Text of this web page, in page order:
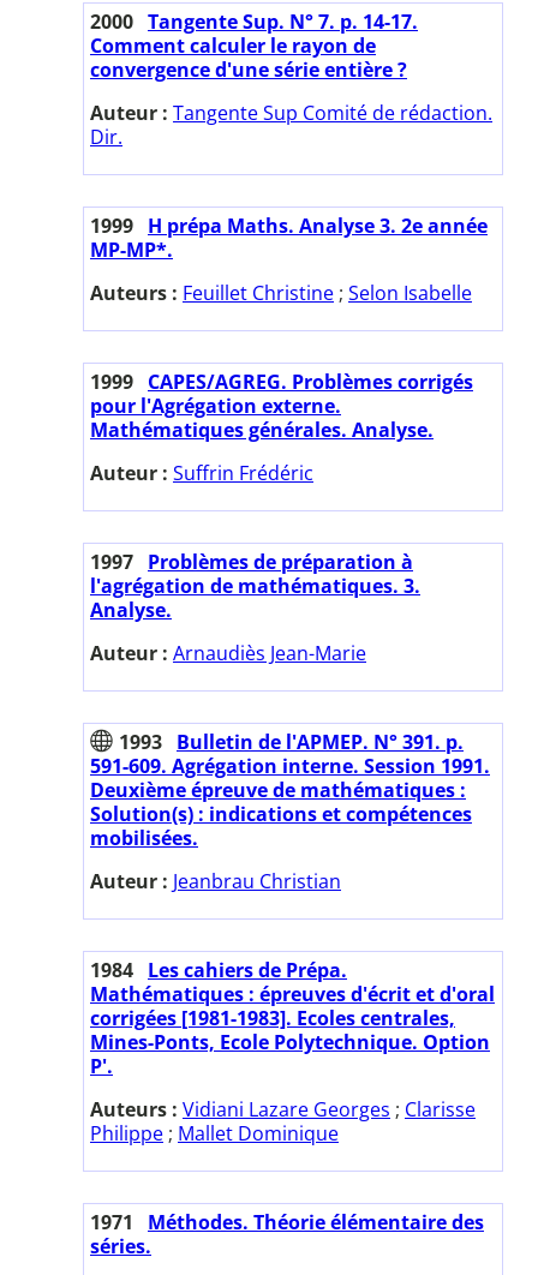
2000 Tangente Sup. N° 7. p. 14-17.
Comment calculer le rayon de
convergence d'une série entière ?
Auteur : Tangente Sup Comité de rédaction.
Dir.
1999 H prépa Maths. Analyse 3. 2e année
MP-MP*.
Auteurs : Feuillet Christine ; Selon Isabelle
1999 CAPES/AGREG. Problèmes corrigés
pour l'Agrégation externe.
Mathématiques générales. Analyse.
Auteur : Suffrin Frédéric
1997 Problèmes de préparation à
l'agrégation de mathématiques. 3.
Analyse.
Auteur : Arnaudiès Jean-Marie
1993 Bulletin de l'APMEP. N° 391. p.
591-609. Agrégation interne. Session 1991.
Deuxième épreuve de mathématiques :
Solution(s) : indications et compétences
mobilisées.
Auteur : Jeanbrau Christian
1984 Les cahiers de Prépa.
Mathématiques : épreuves d'écrit et d'oral
corrigées [1981-1983]. Ecoles centrales,
Mines-Ponts, Ecole Polytechnique. Option
P'.
Auteurs : Vidiani Lazare Georges ; Clarisse
Philippe ; Mallet Dominique
1971
Méthodes. Théorie élémentaire des
séries.